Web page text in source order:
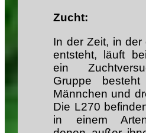
Zucht:
In der Zeit, in der
entsteht, läuft
ein
Gruppe
Männchen und
Die L270
in einem